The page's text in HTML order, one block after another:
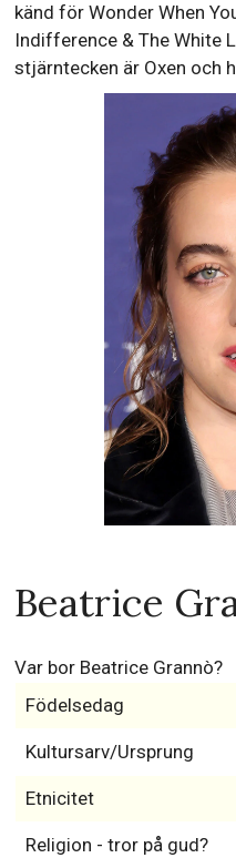
känd för Wonder When
Indifference & The White
stjärntecken är Oxen och
Beatrice
Var bor Beatrice Grannò?
Födelsedag
Kultursarv/Ursprung
Etnicitet
Religion - tror på gud?